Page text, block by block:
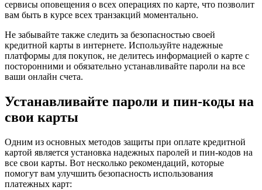
сервисы оповещения о всех операциях по карте, что позволит
вам быть в курсе всех транзакций моментально.
Не забывайте также следить за безопасностью своей
кредитной карты в интернете. Используйте надежные
платформы для покупок, не делитесь информацией о карте с
посторонними и обязательно устанавливайте пароли на все
ваши онлайн счета.
Устанавливайте пароли и пин-коды на
свои карты
Одним из основных методов защиты при оплате кредитной
картой является установка надежных паролей и пин-кодов на
все свои карты. Вот несколько рекомендаций, которые
помогут вам улучшить безопасность использования
платежных карт: